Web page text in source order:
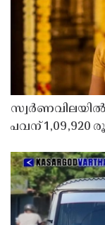
സ്വർണവിലയിൽ
പവന് 1,09,920